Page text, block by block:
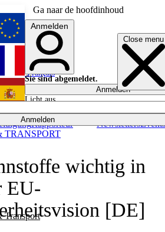
Ga naar de hoofdinhoud
Close menu
Anmelden
Transport
Rapporteur NewslettersEvents
English
Français
Anmelden
Sie sind abgemeldet.
Anmelden
Licht aus
wichtig in
EU-
[DE]
TRANSPORT